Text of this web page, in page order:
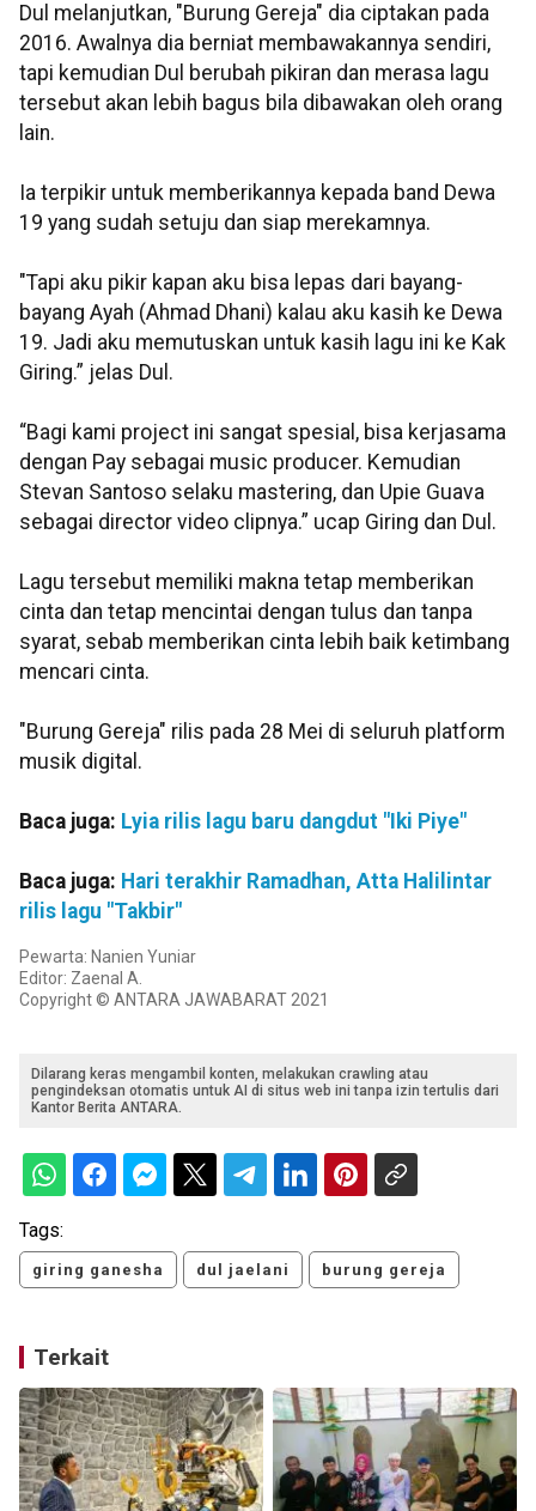
Dul melanjutkan, "Burung Gereja" dia ciptakan pada
2016. Awalnya dia berniat membawakannya sendiri,
tapi kemudian Dul berubah pikiran dan merasa lagu
tersebut akan lebih bagus bila dibawakan oleh orang
lain.
Ia terpikir untuk memberikannya kepada band Dewa
19 yang sudah setuju dan siap merekamnya.
"Tapi aku pikir kapan aku bisa lepas dari bayang-
bayang Ayah (Ahmad Dhani) kalau aku kasih ke Dewa
19. Jadi aku memutuskan untuk kasih lagu ini ke Kak
Giring.” jelas Dul.
“Bagi kami project ini sangat spesial, bisa kerjasama
dengan Pay sebagai music producer. Kemudian
Stevan Santoso selaku mastering, dan Upie Guava
sebagai director video clipnya.” ucap Giring dan Dul.
Lagu tersebut memiliki makna tetap memberikan
cinta dan tetap mencintai dengan tulus dan tanpa
syarat, sebab memberikan cinta lebih baik ketimbang
mencari cinta.
"Burung Gereja" rilis pada 28 Mei di seluruh platform
musik digital.
Baca juga: Lyia rilis lagu baru dangdut "Iki Piye"
Baca juga: Hari terakhir Ramadhan, Atta Halilintar
rilis lagu "Takbir"
Pewarta: Nanien Yuniar
Editor: Zaenal A.
Copyright © ANTARA JAWABARAT 2021
Dilarang keras mengambil konten, melakukan crawling atau
pengindeksan otomatis untuk AI di situs web ini tanpa izin tertulis dari
Kantor Berita ANTARA.
Tags:
giring ganesha dul jaelani burung gereja
Terkait